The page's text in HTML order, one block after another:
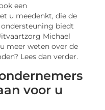
een
u meedenkt, die de
biedt
Michael
meer weten over de
Lees dan verder.
voor u